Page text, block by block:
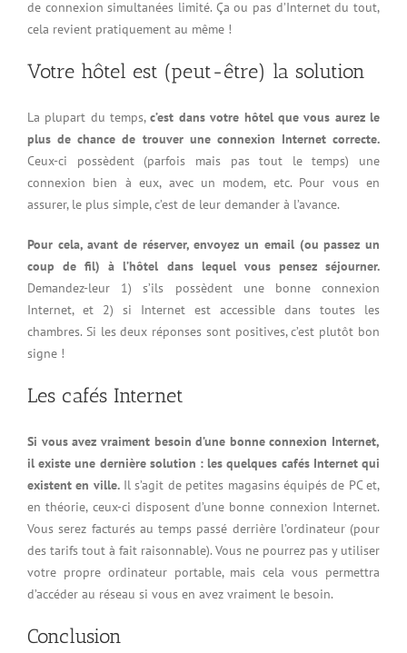
de connexion simultanées limité. Ça ou pas d’Internet du tout,
cela revient pratiquement au même !
Votre hôtel est (peut-être) la solution
La plupart du temps,c’est dans votre hôtel que vous aurez le
plus de chance de trouver une connexion Internet correcte.
Ceux-ci possèdent (parfois mais pas tout le temps) une
connexion bien à eux, avec un modem, etc. Pour vous en
assurer, le plus simple, c’est de leur demander à l’avance.
Pour cela, avant de réserver, envoyez un email (ou passez un
coup de fil) à l’hôtel dans lequel vous pensez séjourner.
Demandez-leur 1) s’ils possèdent une bonne connexion
Internet, et 2) si Internet est accessible dans toutes les
chambres. Si les deux réponses sont positives, c’est plutôt bon
signe !
Les cafés Internet
Si vous avez vraiment besoin d’une bonne connexion Internet,
il existe une dernière solution : les quelques cafés Internet qui
existent en ville.Il s’agit de petites magasins équipés de PC et,
en théorie, ceux-ci disposent d’une bonne connexion Internet.
Vous serez facturés au temps passé derrière l’ordinateur (pour
des tarifs tout à fait raisonnable). Vous ne pourrez pas y utiliser
votre propre ordinateur portable, mais cela vous permettra
d’accéder au réseau si vous en avez vraiment le besoin.
Conclusion